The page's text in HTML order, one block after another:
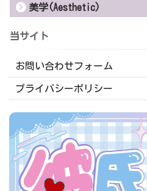
美学(Aesthetic)
当サイト
お問い合わせフォーム
プライバシーポリシー